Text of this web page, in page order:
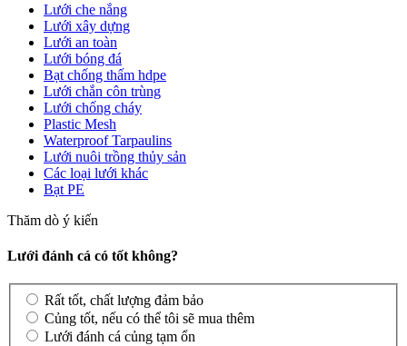
Lưới che nắng
Lưới xây dựng
Lưới an toàn
Lưới bóng đá
Bạt chống thấm hdpe
Lưới chắn côn trùng
Lưới chống cháy
Plastic Mesh
Waterproof Tarpaulins
Lưới nuôi trồng thủy sản
Các loại lưới khác
Bạt PE
Thăm dò ý kiến
Lưới đánh cá có tốt không?
Rất tốt, chất lượng đảm bảo
Củng tốt, nếu có thể tôi sẽ mua thêm
Lưới đánh cá củng tạm ổn